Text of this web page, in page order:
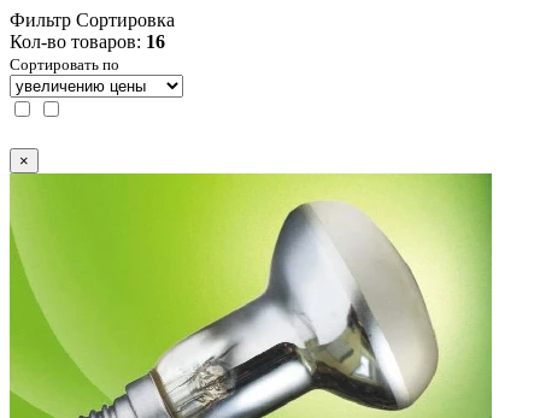
Фильтр Сортировка
Кол-во товаров: 16
Сортировать по
×